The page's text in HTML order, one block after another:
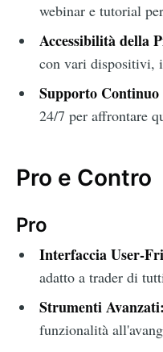
webinar e tutorial
Accessibilità della
con vari dispositivi,
Supporto
24/7 per affrontare
Pro e Contro
Pro
Interfaccia User-
adatto a trader di
Strumenti Avanzati:
funzionalità